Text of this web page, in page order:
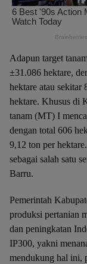
Adapun target
±31.086 hektare,
hektare atau sekitar
hektare. Khusus di
tanam (MT) I
dengan total 606
9,12 ton per
sebagai salah satu
Barru.
Pemerintah
produksi pertanian
dan peningkatan
IP300, yakni
mendukung hal ini,